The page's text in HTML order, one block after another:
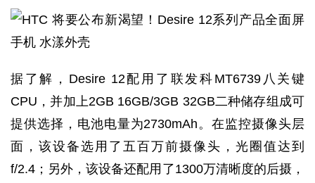
据了解，Desire 12配用了联发科MT6739八关键
CPU，并加上2GB 16GB/3GB 32GB二种储存组成可
提供选择，电池电量为2730mAh。在监控摄像头层
面，该设备选用了五百万前摄像头，光圈值达到
f/2.4；另外，该设备还配用了1300万清晰度的后摄，